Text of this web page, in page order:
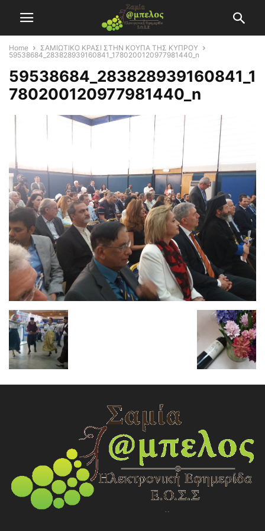
Home
ΣΑΜΙΩΤΙΚΟ ΚΡΑΣΙ ΣΤΗΝ ΚΟΥΠΑ ΤΗΣ ΚΥΠΡΟΥ
59538684_283828939160841_1780200120977981440_n
59538684_283828939160841_1
780200120977981440_n